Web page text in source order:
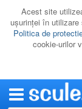
Acest site
uşurinţei în
Politica de
cookie-urilor